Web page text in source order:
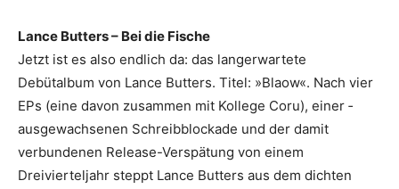
Lance Butters – Bei die Fische
Jetzt ist es also endlich da: das langerwartete
Debütalbum von Lance Butters. ­Titel: ­»Blaow«. Nach vier
EPs (eine davon zusammen mit Kollege Coru), einer ­
ausgewachsenen Schreibblockade und der damit
verbundenen Release-Verspätung von einem
Dreivierteljahr steppt Lance Butters aus dem dichten